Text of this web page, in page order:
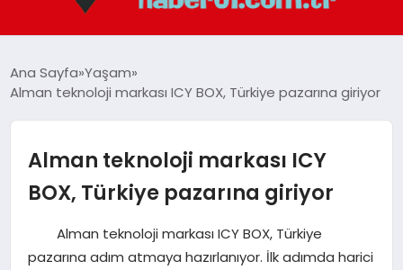
YAŞAM
GÜNDEM
Ana Sayfa Yaşam
Alman teknoloji markası ICY BOX, Türkiye pazarına giriyor
Alman teknoloji markası ICY
BOX, Türkiye pazarına giriyor
Alman teknoloji markası ICY BOX, Türkiye
pazarına adım atmaya hazırlanıyor. İlk adımda harici